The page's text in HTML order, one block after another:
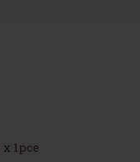
1pce